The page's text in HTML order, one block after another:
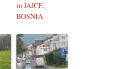
in JAJCE,
BOSNIA